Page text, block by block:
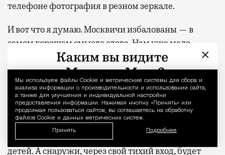
Уведомление
Мы используем файлы Сookie и метрические системы для сбора и
анализа информации о производительности и использовании сайта,
а также для улучшения и индивидуальной настройки
предоставления информации. Нажимая кнопку «Принять» или
продолжая пользоваться сайтом, вы соглашаетесь на обработку
файлов Cookie и данных метрических систем.
Принять Подробнее
телефоне фотография в резном зеркале.
И вот что я думаю. Москвичи избалованы — в
самом хорошем смысле слова. Нам уже мало
квадратных метров, нам нужен сценарий. В
семейном квартале«КОД Сокольники»это
понимают и обещают больше 500 квадратных
метров клубной инфраструктуры для жителей
дома — коворкинг, общественную гостиную,
фитнес-студию, многофункциональное арт-
пространство и двухуровневую «игровую» для
детей. А снаружи, через свой тихий вход, будет
×